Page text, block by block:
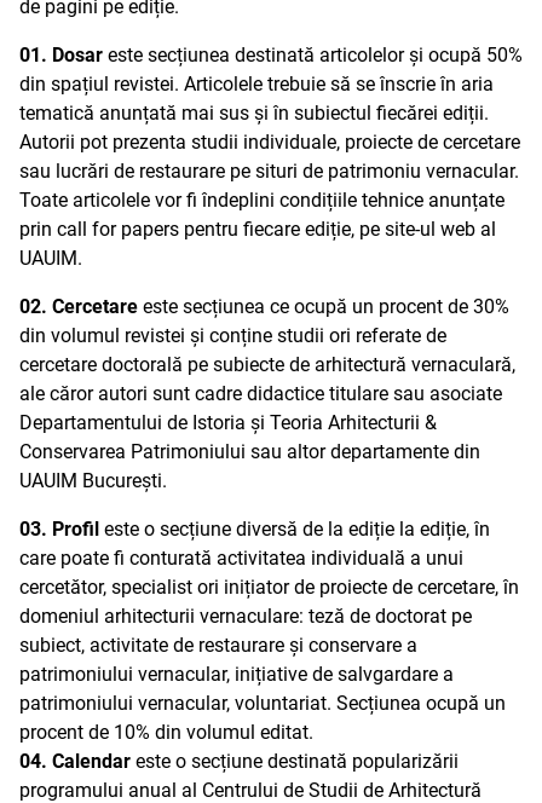
de pagini pe ediție.
01. Dosar este secțiunea destinată articolelor și ocupă 50%
din spațiul revistei. Articolele trebuie să se înscrie în aria
tematică anunțată mai sus și în subiectul fiecărei ediții.
Autorii pot prezenta studii individuale, proiecte de cercetare
sau lucrări de restaurare pe situri de patrimoniu vernacular.
Toate articolele vor fi îndeplini condițiile tehnice anunțate
prin call for papers pentru fiecare ediție, pe site-ul web al
UAUIM.
02. Cercetare este secțiunea ce ocupă un procent de 30%
din volumul revistei și conține studii ori referate de
cercetare doctorală pe subiecte de arhitectură vernaculară,
ale căror autori sunt cadre didactice titulare sau asociate
Departamentului de Istoria și Teoria Arhitecturii &
Conservarea Patrimoniului sau altor departamente din
UAUIM București.
03. Profil este o secțiune diversă de la ediție la ediție, în
care poate fi conturată activitatea individuală a unui
cercetător, specialist ori inițiator de proiecte de cercetare, în
domeniul arhitecturii vernaculare: teză de doctorat pe
subiect, activitate de restaurare și conservare a
patrimoniului vernacular, inițiative de salvgardare a
patrimoniului vernacular, voluntariat. Secțiunea ocupă un
procent de 10% din volumul editat.
04. Calendar este o secțiune destinată popularizării
programului anual al Centrului de Studii de Arhitectură